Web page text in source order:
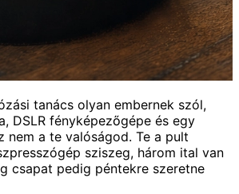
tanács olyan embernek szól,
DSLR fényképezőgépe és egy
nem a te valóságod. Te a pult
sziszeg, három ital van
csapat pedig péntekre szeretne